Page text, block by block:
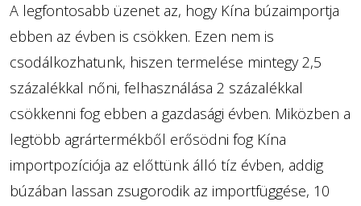
A legfontosabb üzenet az, hogy Kína búzaimportja
ebben az évben is csökken. Ezen nem is
csodálkozhatunk, hiszen termelése mintegy 2,5
százalékkal nőni, felhasználása 2 százalékkal
csökkenni fog ebben a gazdasági évben. Miközben a
legtöbb agrártermékből erősödni fog Kína
importpozíciója az előttünk álló tíz évben, addig
búzában lassan zsugorodik az importfüggése, 10